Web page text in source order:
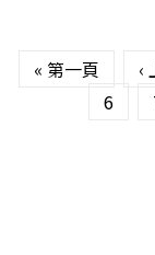
« 第一頁 ‹
6